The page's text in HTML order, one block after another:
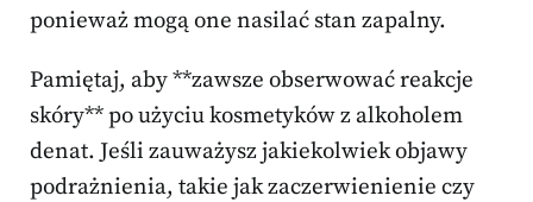
ponieważ mogą one nasilać stan zapalny.
Pamiętaj, aby **zawsze obserwować reakcje
skóry** po użyciu kosmetyków z alkoholem
denat. Jeśli zauważysz jakiekolwiek objawy
podrażnienia, takie jak zaczerwienienie czy